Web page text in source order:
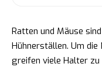
Ratten und Mäuse
Hühnerställen. Um
greifen viele Halter